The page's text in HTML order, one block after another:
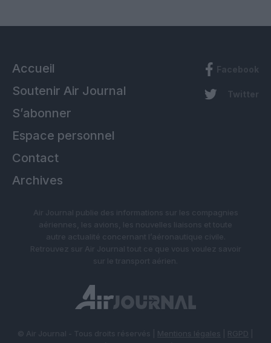
Accueil
Soutenir Air Journal
S’abonner
Espace personnel
Contact
Archives